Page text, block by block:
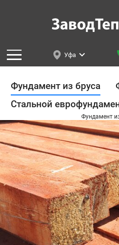
Уфа
Фундамент из бруса
Стальной
Фундамент